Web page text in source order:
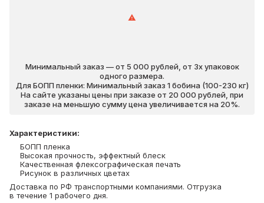
Минимальный заказ — от 5 000 рублей, от 3х упаковок
одного размера.
Для БОПП пленки: Минимальный заказ 1 бобина (100-230 кг)
На сайте указаны цены при заказе от 20 000 рублей, при
заказе на меньшую сумму цена увеличивается на 20%.
Характеристики:
БОПП пленка
Высокая прочность, эффектный блеск
Качественная флексографическая печать
Рисунок в различных цветах
Доставка по РФ транспортными компаниями. Отгрузка
в течение 1 рабочего дня.